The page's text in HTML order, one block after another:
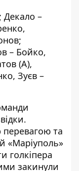
Декало –
– Бойко,
(А),
Зуєв –
перевагою та
«Маріуполь»
голкіпера
закинули